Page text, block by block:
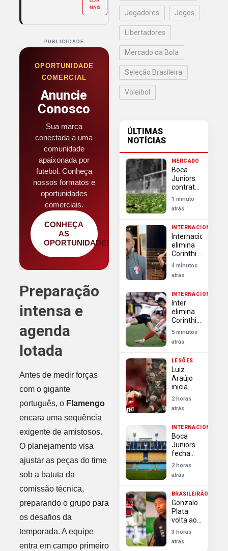
MAIS
PUBLICIDADE
OPORTUNIDADE
COMERCIAL
Anuncie
Conosco
Sua marca
conectada a uma
comunidade
apaixonada por
futebol. Conheça
nossos formatos e
oportunidades
comerciais.
CONHEÇA
AS
OPORTUNIDADES
Preparação
intensa e
agenda
lotada
Antes de medir forças
com o gigante
português, o Flamengo
encara uma sequência
exigente de amistosos.
O planejamento visa
ajustar as peças do time
sob a batuta da
comissão técnica,
preparando o grupo para
os desafios da
temporada. A equipe
entra em campo primeiro
Jogadores Jogos
Libertadores
Mercado da Bola
Seleção Brasileira
Voleibol
ÚLTIMAS
NOTÍCIAS
MERCADO
Boca
Juniors
contrata
Enner
Valencia,
ex-
para
vaga de
Cavani
1 minuto
atrás
INTERNACIONAL
Internacional
elimina
Corinthians
na Copa
do Brasil
apesar
derrota
na Neo
Química
Arena
4 minutos
atrás
INTERNACIONAL
Inter
elimina
Corinthians
na Copa
do Brasil
e encerra
bi
5 minutos
atrás
LESÕES
Luiz
Araújo
inicia
transição
e vira
esperança
Flamengo
para
duelo na
Libertadores
2 horas
atrás
INTERNACIONAL
Boca
Juniors
fecha
com
Enner
Valencia
para
substituir
Cavani
2 horas
atrás
BRASILEIRÃO
Gonzalo
Plata
volta ao
Flamengo
para
defender
3 horas
atrás